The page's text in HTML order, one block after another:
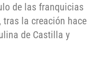
de las franquicias
tras la creación hace
de Castilla y